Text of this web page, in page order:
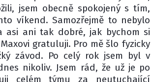
jsem obecně spokojený s tím,
víkend. Samozřejmě to nebylo
asi ani tak dobré, jak bychom si
gratuluji. Pro mě šlo fyzicky
závod. Po celý rok jsem byl v
nikoliv. Jsem rád, že už je po
celém týmu za neutuchající